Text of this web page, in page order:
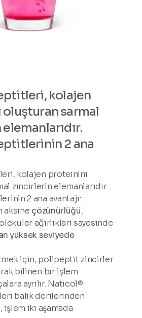
kolajen
sarmal
2 ana
kolajen proteinini
zincirlerin elemanlarıdır.
2 ana avantajı:
aksine çözünürlüğü,
ağırlıkları sayesinde
yüksek seviyede
için, polipeptit zincirler
bilinen bir işlem
ayrılır. Naticol®
balık derilerinden
iki aşamada